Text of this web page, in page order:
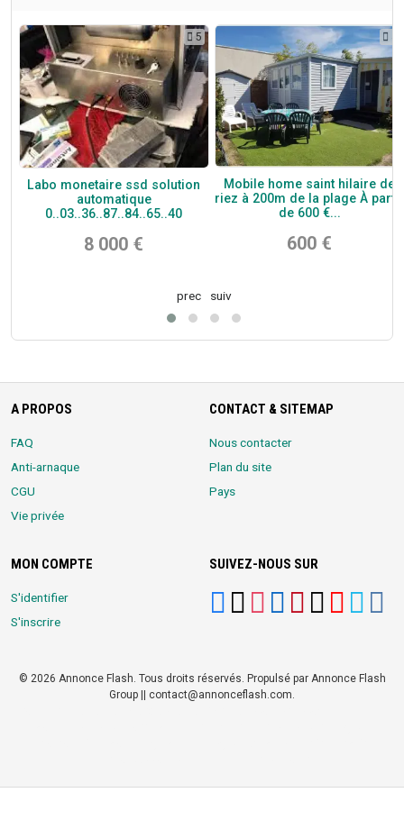
5
Labo monetaire ssd solution
automatique
0..03..36..87..84..65..40
8 000 €
Mobile home saint hilaire de
riez à 200m de la plage À partir
de 600 €...
600 €
prec suiv
A PROPOS
FAQ
Anti-arnaque
CGU
Vie privée
CONTACT & SITEMAP
Nous contacter
Plan du site
Pays
MON COMPTE
S'identifier
S'inscrire
SUIVEZ-NOUS SUR
© 2026 Annonce Flash. Tous droits réservés. Propulsé par Annonce Flash
Group || contact@annonceflash.com.